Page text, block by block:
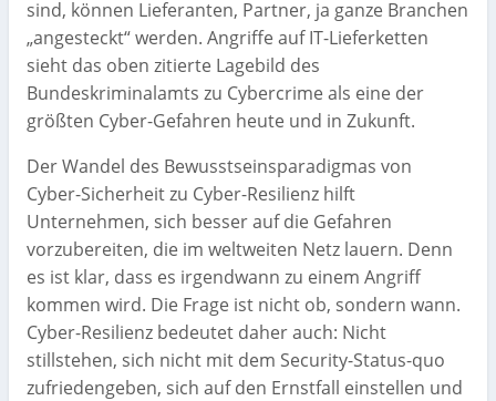
sind, können Lieferanten, Partner, ja ganze Branchen
„angesteckt“ werden. Angriffe auf IT-Lieferketten
sieht das oben zitierte Lagebild des
Bundeskriminalamts zu Cybercrime als eine der
größten Cyber-Gefahren heute und in Zukunft.
Der Wandel des Bewusstseinsparadigmas von
Cyber-Sicherheit zu Cyber-Resilienz hilft
Unternehmen, sich besser auf die Gefahren
vorzubereiten, die im weltweiten Netz lauern. Denn
es ist klar, dass es irgendwann zu einem Angriff
kommen wird. Die Frage ist nicht ob, sondern wann.
Cyber-Resilienz bedeutet daher auch: Nicht
stillstehen, sich nicht mit dem Security-Status-quo
zufriedengeben, sich auf den Ernstfall einstellen und